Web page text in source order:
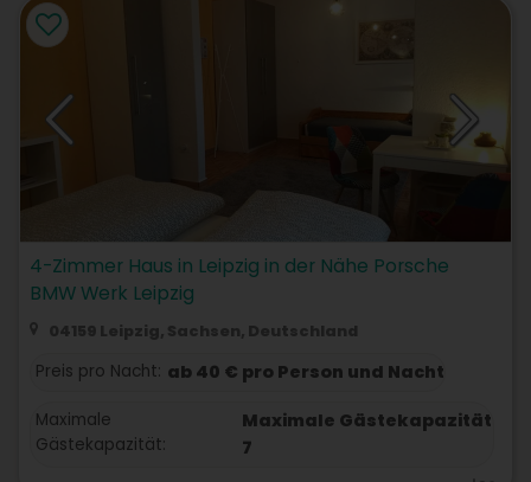
4-Zimmer Haus in Leipzig in der Nähe Porsche
BMW Werk Leipzig
04159 Leipzig, Sachsen, Deutschland
Preis pro Nacht: ab 40 € pro Person und Nacht
Maximale
Gästekapazität:
Maximale Gästekapazität
7